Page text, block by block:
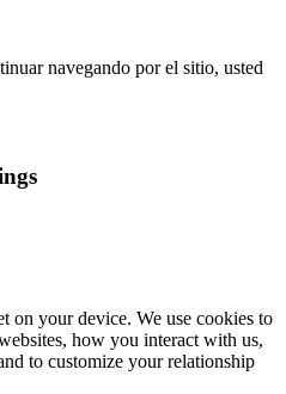
navegando por el sitio, usted
on your device. We use cookies to
how you interact with us,
to customize your relationship